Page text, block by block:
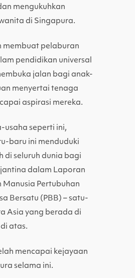
mengukuhkan
di Singapura.
membuat pelaburan
pendidikan universal
jalan bagi anak-
menyertai tenaga
aspirasi mereka.
usaha seperti ini,
baru ini menduduki
di seluruh dunia bagi
dalam Laporan
Manusia Pertubuhan
Bersatu (PBB) – satu-
Asia yang berada di
atas.
mencapai kejayaan
selama ini.